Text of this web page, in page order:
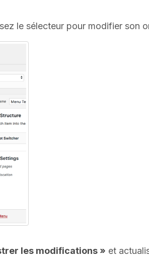
le sélecteur pour modifier son
les modifications » et